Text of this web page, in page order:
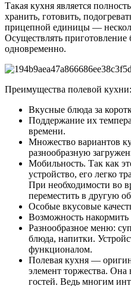
Такая кухня является
хранить, готовить,
прицепной единицы —
Осуществлять
одновременно.
Преимущества полевой кухни:
Вкусные блюда за
Поддержание их
времени.
Множество вариантов
разнообразную
Мобильность. Так как
устройство, его легко
При необходимости во
переместить в другую
Особые вкусовые
Возможность
Разнообразное меню:
блюда, напитки.
функционалом.
Полевая кухня —
элемент торжества. Она
гостей. Ведь многим